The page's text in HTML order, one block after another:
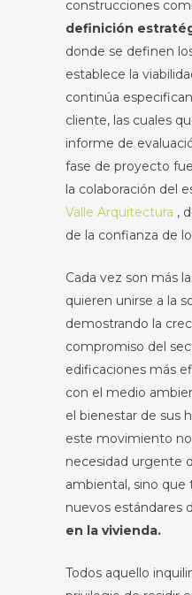
construcciones
definición
donde se definen
establece la
continúa
cliente, las cuales
informe de
fase de proyecto
la colaboración del
Valle Arquitectura ,
de la confianza de
Cada vez son más
quieren unirse a la
demostrando la
compromiso del
edificaciones más
con el medio
el bienestar de sus
este movimiento
necesidad urgente
ambiental, sino
nuevos estándares
en la vivienda.
Todos aquello